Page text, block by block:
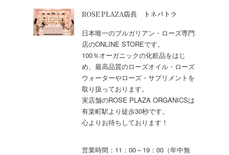
ROSE PLAZA店長 トネパトラ
日本唯一のブルガリアン・ローズ専門
店のONLINE STOREです。
100％オーガニックの化粧品をはじ
め、最高品質のローズオイル・ローズ
ウォーターやローズ・サプリメントを
取り扱っております。
実店舗のROSE PLAZA ORGANICSは
有楽町駅より徒歩30秒です。
心よりお待ちしております！
営業時間：11：00～19：00（年中無